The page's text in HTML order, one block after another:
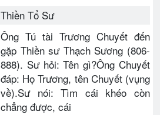
Thiền Tổ Sư
Ông Tú tài Trương Chuyết đến
gặp Thiền sư Thạch Sương (806-
888). Sư hỏi: Tên gì?Ông Chuyết
đáp: Họ Trương, tên Chuyết (vụng
về).Sư nói: Tìm cái khéo còn
chẳng được, cái